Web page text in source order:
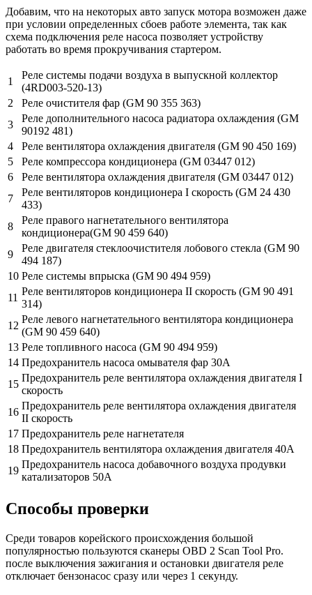
Добавим, что на некоторых авто запуск мотора возможен даже
при условии определенных сбоев работе элемента, так как
схема подключения реле насоса позволяет устройству
работать во время прокручивания стартером.
1
Реле системы подачи воздуха в выпускной коллектор
(4RD003-520-13)
2
Реле очистителя фар (GM 90 355 363)
3
Реле дополнительного насоса радиатора охлаждения (GM
90192 481)
4
Реле вентилятора охлаждения двигателя (GM 90 450 169)
5
Реле компрессора кондиционера (GM 03447 012)
6
Реле вентилятора охлаждения двигателя (GM 03447 012)
7
Реле вентиляторов кондиционера I скорость (GM 24 430
433)
8
Реле правого нагнетательного вентилятора
кондиционера(GM 90 459 640)
9
Реле двигателя стеклоочистителя лобового стекла (GM 90
494 187)
10 Реле системы впрыска (GM 90 494 959)
11
Реле вентиляторов кондиционера II скорость (GM 90 491
314)
12
Реле левого нагнетательного вентилятора кондиционера
(GM 90 459 640)
13 Реле топливного насоса (GM 90 494 959)
14 Предохранитель насоса омывателя фар 30A
15
Предохранитель реле вентилятора охлаждения двигателя I
скорость
16
Предохранитель реле вентилятора охлаждения двигателя
II скорость
17 Предохранитель pеле нагнетателя
18 Предохранитель вентилятора охлаждения двигателя 40А
19
Предохранитель насоса добавочного воздуха продувки
катализаторов 50А
Способы проверки
Среди товаров корейского происхождения большой
популярностью пользуются сканеры OBD 2 Scan Tool Pro.
после выключения зажигания и остановки двигателя реле
отключает бензонасос сразу или через 1 секунду.